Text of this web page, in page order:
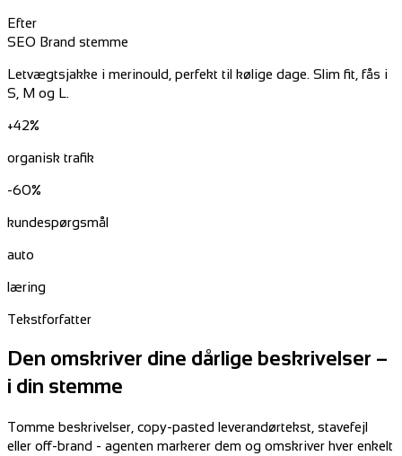
Efter
SEO Brand stemme
Letvægtsjakke i merinould, perfekt til kølige dage. Slim fit, fås i
S, M og L.
+42%
organisk trafik
-60%
kundespørgsmål
auto
læring
Tekstforfatter
Den omskriver dine dårlige beskrivelser –
i din stemme
Tomme beskrivelser, copy-pasted leverandørtekst, stavefejl
eller off-brand - agenten markerer dem og omskriver hver enkelt